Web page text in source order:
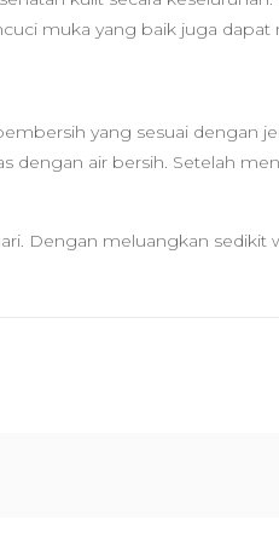
muka yang baik juga
yang sesuai dengan
dengan air bersih. Setelah
Dengan meluangkan